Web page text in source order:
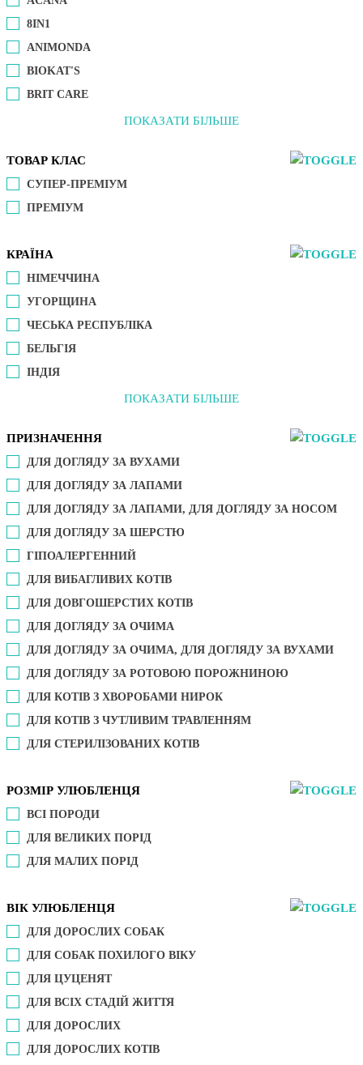
8IN1
ANIMONDA
BIOKAT'S
BRIT CARE
ПОКАЗАТИ БІЛЬШЕ
ТОВАР КЛАС
СУПЕР-ПРЕМІУМ
ПРЕМІУМ
КРАЇНА
НІМЕЧЧИНА
УГОРЩИНА
ЧЕСЬКА РЕСПУБЛІКА
БЕЛЬГІЯ
ІНДІЯ
ПОКАЗАТИ БІЛЬШЕ
ПРИЗНАЧЕННЯ
ДЛЯ ДОГЛЯДУ ЗА ВУХАМИ
ДЛЯ ДОГЛЯДУ ЗА ЛАПАМИ
ДЛЯ ДОГЛЯДУ ЗА ЛАПАМИ, ДЛЯ ДОГЛЯДУ ЗА НОСОМ
ДЛЯ ДОГЛЯДУ ЗА ШЕРСТЮ
ГІПОАЛЕРГЕННИЙ
ДЛЯ ВИБАГЛИВИХ КОТІВ
ДЛЯ ДОВГОШЕРСТИХ КОТІВ
ДЛЯ ДОГЛЯДУ ЗА ОЧИМА
ДЛЯ ДОГЛЯДУ ЗА ОЧИМА, ДЛЯ ДОГЛЯДУ ЗА ВУХАМИ
ДЛЯ ДОГЛЯДУ ЗА РОТОВОЮ ПОРОЖНИНОЮ
ДЛЯ КОТІВ З ХВОРОБАМИ НИРОК
ДЛЯ КОТІВ З ЧУТЛИВИМ ТРАВЛЕННЯМ
ДЛЯ СТЕРИЛІЗОВАНИХ КОТІВ
РОЗМІР УЛЮБЛЕНЦЯ
ВСІ ПОРОДИ
ДЛЯ ВЕЛИКИХ ПОРІД
ДЛЯ МАЛИХ ПОРІД
ВІК УЛЮБЛЕНЦЯ
ДЛЯ ДОРОСЛИХ СОБАК
ДЛЯ СОБАК ПОХИЛОГО ВІКУ
ДЛЯ ЦУЦЕНЯТ
ДЛЯ ВСІХ СТАДІЙ ЖИТТЯ
ДЛЯ ДОРОСЛИХ
ДЛЯ ДОРОСЛИХ КОТІВ